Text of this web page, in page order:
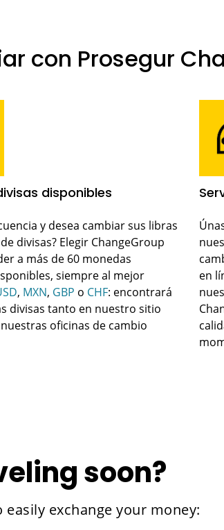
con Prosegur
disponibles
y desea cambiar sus libras
divisas? Elegir ChangeGroup
a más de 60 monedas
siempre al mejor
, MXN, GBP o CHF: encontrará
divisas tanto en nuestro sitio
oficinas de cambio
en
soon?
easily exchange your money: